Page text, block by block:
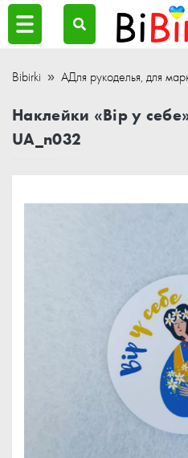
Bibirki АДля рукоделья, для
Наклейки «Вір у
UA_n032